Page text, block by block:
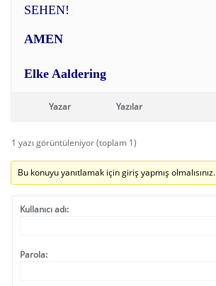
SEHEN!
AMEN
Elke Aaldering
Yazar Yazılar
1 yazı görüntüleniyor (toplam 1)
Bu konuyu yanıtlamak için giriş yapmış olmalısınız.
Kullanıcı adı:
Parola: